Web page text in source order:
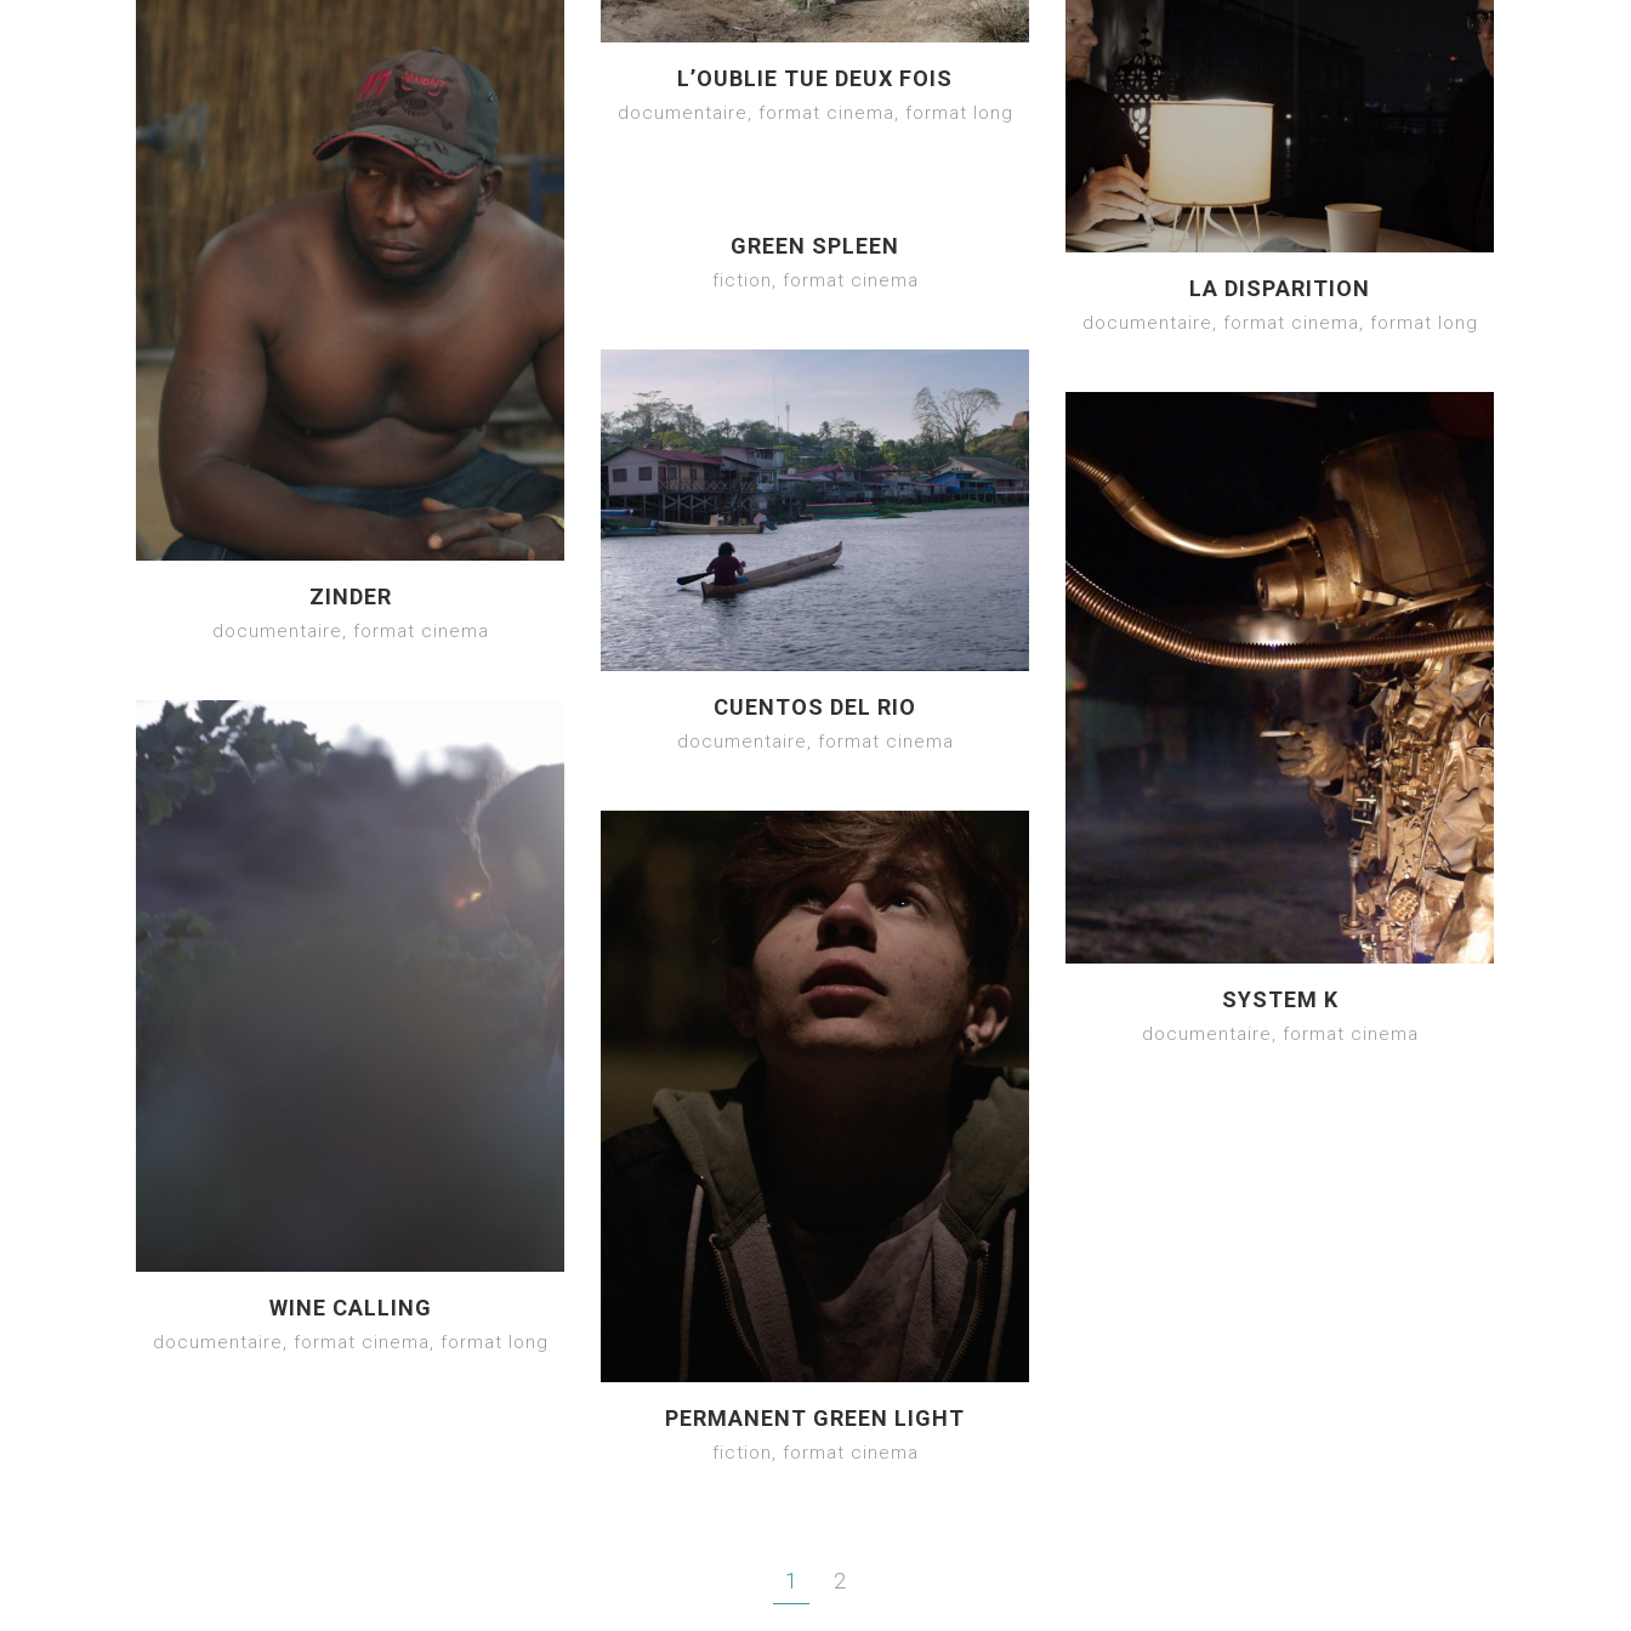
L’OUBLIE TUE DEUX FOIS
documentaire, format cinema, format long
LA DISPARITION
documentaire, format cinema, format long
ZINDER
documentaire, format cinema
GREEN SPLEEN
fiction, format cinema
CUENTOS DEL RIO
documentaire, format cinema
SYSTEM K
documentaire, format cinema
WINE CALLING
documentaire, format cinema, format long
PERMANENT GREEN LIGHT
fiction, format cinema
1 2